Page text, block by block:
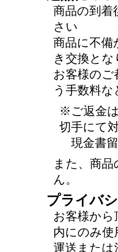
商品の到着
さい
商品に不備
き交換と
お客様のご
う手数料
※ご返金
切手にて
現金書
また、商
ん。
プライバ
お客様か
内にのみ
運送または